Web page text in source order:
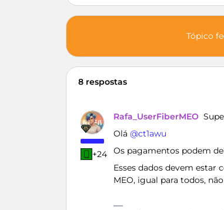
Tópico
8 respostas
+24
Rafa_UserFiberMEO
Olá ​ @ct1awu
Os pagamentos podem
Esses dados devem estar
MEO, igual para todos,